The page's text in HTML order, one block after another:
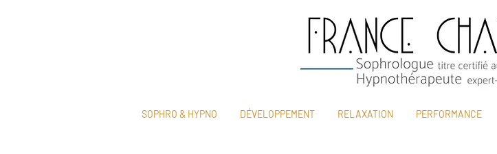
SOPHRO & HYPNO DÉVELOPPEMENT RELAXATION PERFORMANCE